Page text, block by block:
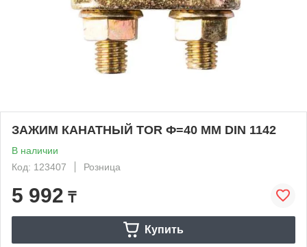
ЗАЖИМ КАНАТНЫЙ TOR Ф=40 ММ DIN 1142
В наличии
Код: 123407
Розница
5 992 ₸
Купить